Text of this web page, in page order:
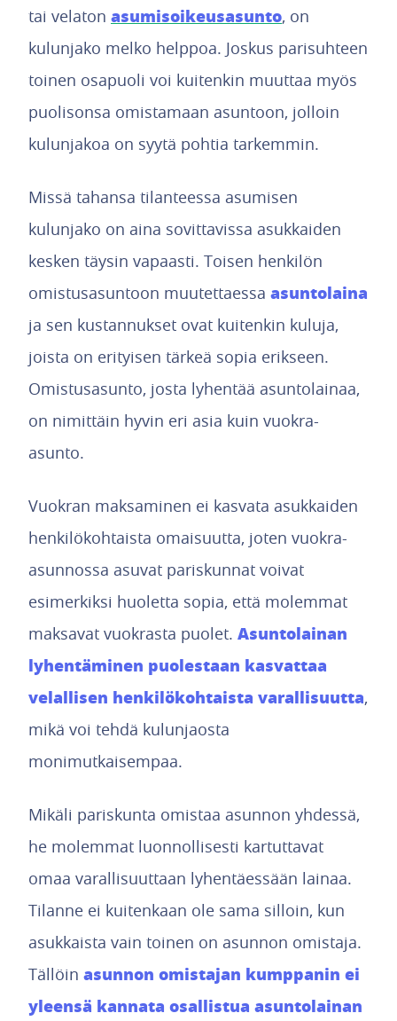
tai velaton asumisoikeusasunto, on
kulunjako melko helppoa. Joskus parisuhteen
toinen osapuoli voi kuitenkin muuttaa myös
puolisonsa omistamaan asuntoon, jolloin
kulunjakoa on syytä pohtia tarkemmin.
Missä tahansa tilanteessa asumisen
kulunjako on aina sovittavissa asukkaiden
kesken täysin vapaasti. Toisen henkilön
omistusasuntoon muutettaessa asuntolaina
ja sen kustannukset ovat kuitenkin kuluja,
joista on erityisen tärkeä sopia erikseen.
Omistusasunto, josta lyhentää asuntolainaa,
on nimittäin hyvin eri asia kuin vuokra-
asunto.
Vuokran maksaminen ei kasvata asukkaiden
henkilökohtaista omaisuutta, joten vuokra-
asunnossa asuvat pariskunnat voivat
esimerkiksi huoletta sopia, että molemmat
maksavat vuokrasta puolet. Asuntolainan
lyhentäminen puolestaan kasvattaa
velallisen henkilökohtaista varallisuutta,
mikä voi tehdä kulunjaosta
monimutkaisempaa.
Mikäli pariskunta omistaa asunnon yhdessä,
he molemmat luonnollisesti kartuttavat
omaa varallisuuttaan lyhentäessään lainaa.
Tilanne ei kuitenkaan ole sama silloin, kun
asukkaista vain toinen on asunnon omistaja.
Tällöin asunnon omistajan kumppanin ei
yleensä kannata osallistua asuntolainan